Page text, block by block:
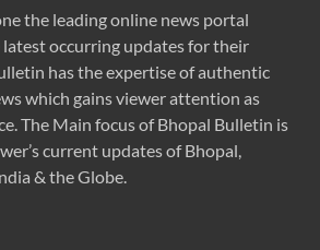
the leading online news portal
occurring updates for their
has the expertise of authentic
which gains viewer attention as
The Main focus of Bhopal Bulletin is
current updates of Bhopal,
& the Globe.